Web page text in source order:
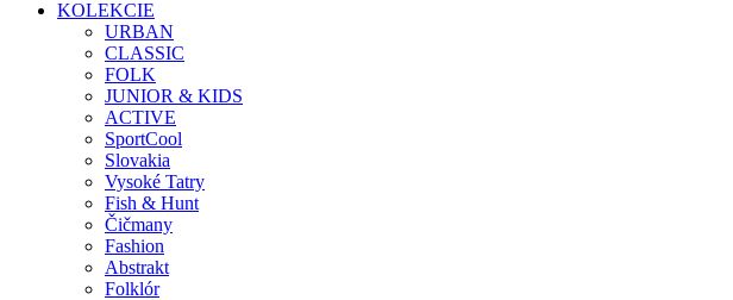
KOLEKCIE
URBAN
CLASSIC
FOLK
JUNIOR & KIDS
ACTIVE
SportCool
Slovakia
Vysoké Tatry
Fish & Hunt
Čičmany
Fashion
Abstrakt
Folklór